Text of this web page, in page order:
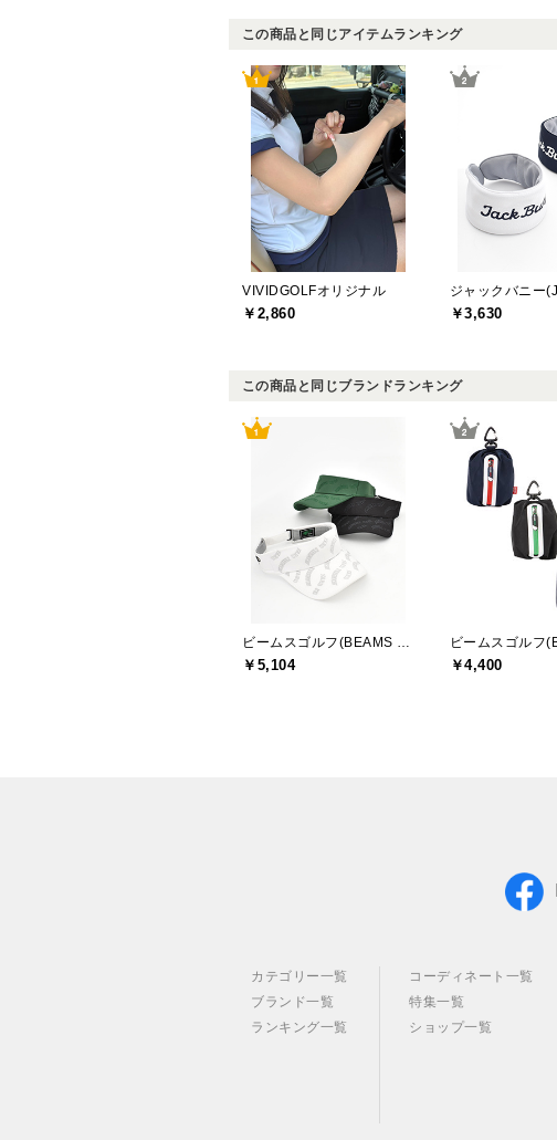
この商品と同じアイテムランキング
VIVIDGOLFオリジナル
￥2,860 ￥3,630
この商品と同じブランドランキング
￥5,104 ￥4,400
カテゴリー一覧
ブランド一覧
ランキング一覧
コーディネート一覧
特集一覧
ショップ一覧